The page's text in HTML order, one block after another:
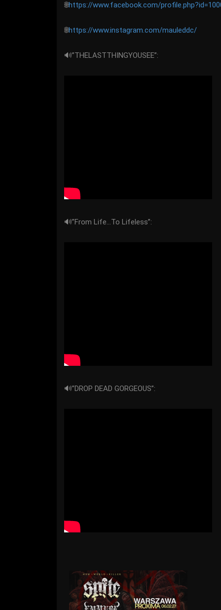
🌐https://www.facebook.com/
🌐https://www.instagram.com/mauleddc/
🔊”THELASTTHINGYOUSEE”:
🔊”From Life…To Lifeless”:
🔊”DROP DEAD GORGEOUS”: